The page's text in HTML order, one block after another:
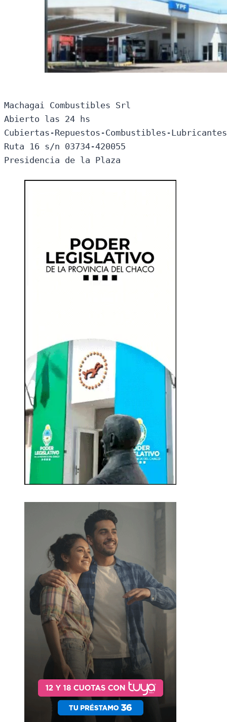
Machagai Combustibles Srl
Abierto las 24 hs
Cubiertas-Repuestos-Combustibles-
Ruta 16 s/n 03734-420055
Presidencia de la Plaza